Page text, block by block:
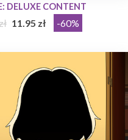
DELUXE CONTENT
11.95 zł -60%